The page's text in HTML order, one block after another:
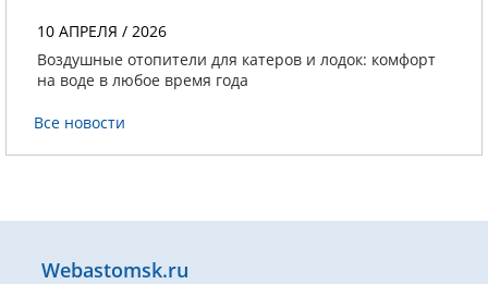
10 АПРЕЛЯ / 2026
Воздушные отопители для катеров и лодок: комфорт
на воде в любое время года
Все новости
Webastomsk.ru